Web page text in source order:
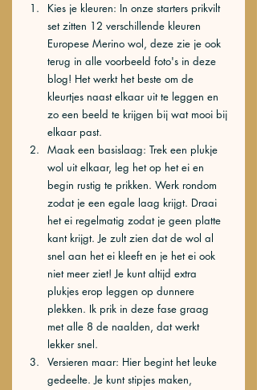
Kies je kleuren: In onze starters prikvilt
set zitten 12 verschillende kleuren
Europese Merino wol, deze zie je ook
terug in alle voorbeeld foto's in deze
blog! Het werkt het beste om de
kleurtjes naast elkaar uit te leggen en
zo een beeld te krijgen bij wat mooi bij
elkaar past.
Maak een basislaag: Trek een plukje
wol uit elkaar, leg het op het ei en
begin rustig te prikken. Werk rondom
zodat je een egale laag krijgt. Draai
het ei regelmatig zodat je geen platte
kant krijgt. Je zult zien dat de wol al
snel aan het ei kleeft en je het ei ook
niet meer ziet! Je kunt altijd extra
plukjes erop leggen op dunnere
plekken. Ik prik in deze fase graag
met alle 8 de naalden, dat werkt
lekker snel.
Versieren maar: Hier begint het leuke
gedeelte. Je kunt stipjes maken,